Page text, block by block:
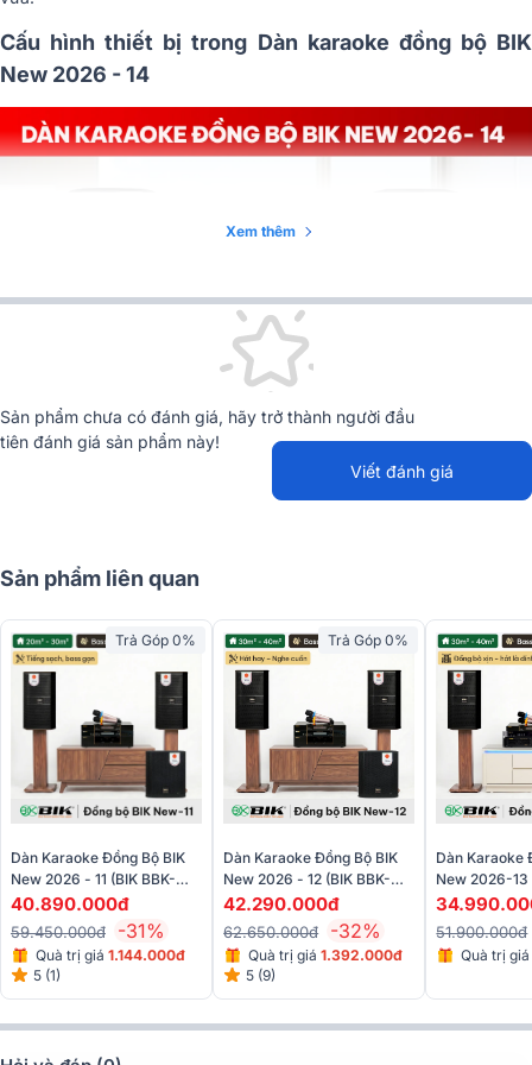
Cấu hình thiết bị trong Dàn karaoke đồng bộ BIK
New 2026 - 14
Xem thêm
Sản phẩm chưa có đánh giá, hãy trở thành người đầu
tiên đánh giá sản phẩm này!
Viết đánh giá
Sản phẩm liên quan
Trả Góp 0%
Dàn Karaoke Đồng Bộ BIK
New 2026 - 11 (BIK BBK-
S310, BIK VK-A52, BIK VK-
R51, BIK BBK-W25A, BIK
VK- M51)
40.890.000đ
59.450.000đ -31%
Quà trị giá 1.144.000đ
5 (1)
Trả Góp 0%
Dàn Karaoke Đồng Bộ BIK
New 2026 - 12 (BIK BBK-
S312, BIK VK-A52, BIK VK-
R51, BIK BBK-W25A, BIK
VK- M51)
42.290.000đ
62.650.000đ -32%
Quà trị giá1.392.000đ
5 (9)
Dàn Karaoke
New 2026-13
S312, BIK
BPR-5800,
51.900.000đ
Quà trị